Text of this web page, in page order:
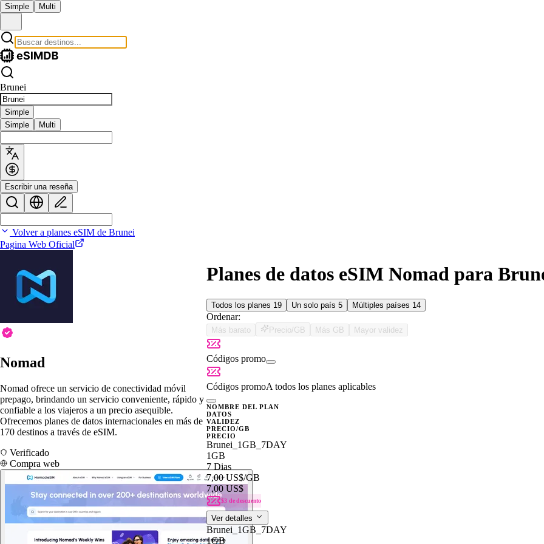
Simple Multi
Brunei
Simple
Simple
Multi
Escribir una reseña
Volver a planes eSIM de Brunei
Pagina Web Oficial
Nomad
Nomad ofrece un servicio de conectividad móvil
prepago, brindando un servicio conveniente, rápido y
confiable a los viajeros a un precio asequible.
Ofrecemos planes de datos internacionales en más de
170 destinos a través de eSIM.
Verificado
Compra web
Planes de datos eSIM Nomad para
Todos los planes 19 Un solo país 5 Múltiples países 14
Ordenar:
Más barato Precio/GB Más GB Mayor validez
Códigos promo
Códigos promoA todos los planes aplicables
NOMBRE DEL PLAN
DATOS
VALIDEZ
PRECIO/GB
PRECIO
Brunei_1GB_7DAY
1GB
7 Dias
7,00 US$/GB
7,00 US$
$3 de descuento
Ver detalles
Brunei_1GB_7DAY
1GB